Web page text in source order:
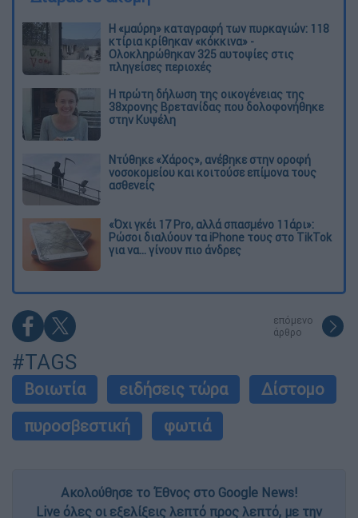
Η «μαύρη» καταγραφή των πυρκαγιών: 118
κτίρια κρίθηκαν «κόκκινα» -
Ολοκληρώθηκαν 325 αυτοψίες στις
πληγείσες περιοχές
Η πρώτη δήλωση της οικογένειας της
38χρονης Βρετανίδας που δολοφονήθηκε
στην Κυψέλη
Ντύθηκε «Χάρος», ανέβηκε στην οροφή
νοσοκομείου και κοιτούσε επίμονα τους
ασθενείς
«Όχι γκέι 17 Pro, αλλά σπασμένο 11άρι»:
Ρώσοι διαλύουν τα iPhone τους στο TikTok
για να... γίνουν πιο άνδρες
επόμενο
άρθρο
#TAGS
Βοιωτία ειδήσεις τώρα
Δίστομο
πυροσβεστική
φωτιά
Ακολούθησε το Έθνος στο Google News!
Live όλες οι εξελίξεις λεπτό προς λεπτό, με την